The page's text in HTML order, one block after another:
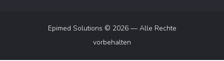
Epimed Solutions © 2026 — Alle Rechte
vorbehalten